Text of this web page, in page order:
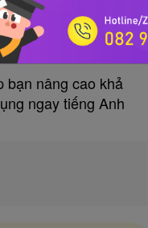
viện
bạn nâng cao khả
ngay tiếng Anh